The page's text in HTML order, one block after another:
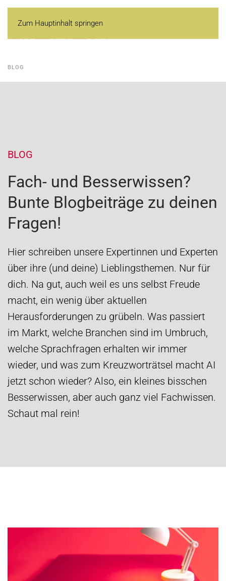
Zum Hauptinhalt springen
BLOG
BLOG
Fach- und Besserwissen?
Bunte Blogbeiträge zu deinen
Fragen!
Hier schreiben unsere Expertinnen und Experten
über ihre (und deine) Lieblingsthemen. Nur für
dich. Na gut, auch weil es uns selbst Freude
macht, ein wenig über aktuellen
Herausforderungen zu grübeln. Was passiert
im Markt, welche Branchen sind im Umbruch,
welche Sprachfragen erhalten wir immer
wieder, und was zum Kreuzworträtsel macht AI
jetzt schon wieder? Also, ein kleines bisschen
Besserwissen, aber auch ganz viel Fachwissen.
Schaut mal rein!